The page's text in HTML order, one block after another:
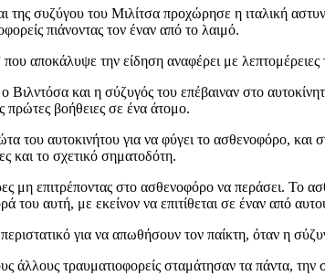
συζύγου του Μιλίτσα προχώρησε η ιταλική
πιάνοντας τον έναν από το λαιμό.
αποκάλυψε την είδηση αναφέρει με λεπτομέρειες
και η σύζυγός του επέβαιναν στο
πρώτες βοήθειες σε ένα άτομο.
του αυτοκινήτου για να φύγει το ασθενοφόρο,
και το σχετικό σηματοδότη.
μη επιτρέποντας στο ασθενοφόρο να περάσει. Το
του αυτή, με εκείνον να επιτίθεται σε έναν από
για να απωθήσουν τον παίκτη, όταν η
άλλους τραυματιοφορείς σταμάτησαν τα πάντα,